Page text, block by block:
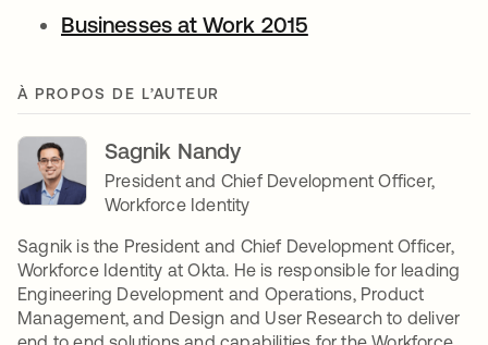
Businesses at Work 2015
À PROPOS DE L’AUTEUR
Sagnik Nandy
President and Chief Development Officer,
Workforce Identity
Sagnik is the President and Chief Development Officer,
Workforce Identity at Okta. He is responsible for leading
Engineering Development and Operations, Product
Management, and Design and User Research to deliver